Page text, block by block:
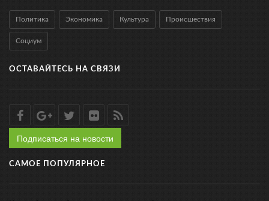
Политика Экономика Культура Происшествия
Социум
ОСТАВАЙТЕСЬ НА СВЯЗИ
Подписаться на новости
САМОЕ ПОПУЛЯРНОЕ